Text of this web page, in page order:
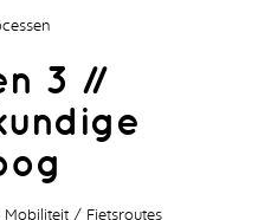
3 //
Mobiliteit
Fietsroutes